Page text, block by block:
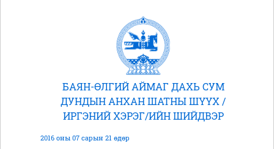
БАЯН-ӨЛГИЙ АЙМАГ ДАХЬ СУМ
ДУНДЫН АНХАН ШАТНЫ ШҮҮХ /
ИРГЭНИЙ ХЭРЭГ/ИЙН ШИЙДВЭР
2016 оны 07 сарын 21 өдөр